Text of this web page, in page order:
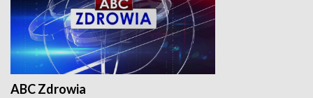
ABC Zdrowia